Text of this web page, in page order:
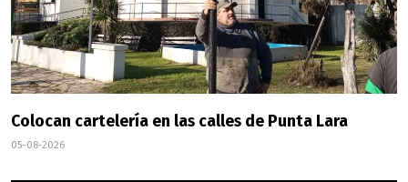
Colocan cartelería en las calles de Punta Lara
05-08-2026